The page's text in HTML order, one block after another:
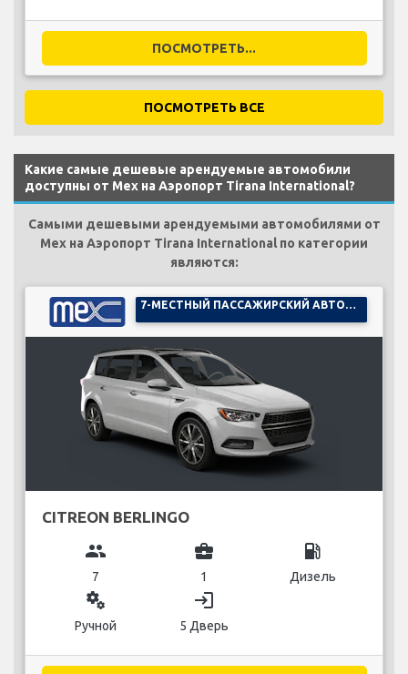
ПОСМОТРЕТЬ...
ПОСМОТРЕТЬ ВСЕ
Какие самые дешевые арендуемые автомобили
доступны от Mex на Аэропорт Tirana International?
Самыми дешевыми арендуемыми автомобилями от
Mex на Аэропорт Tirana International по категории
являются:
CITREON BERLINGO
group
7
business_center
1
local_gas_station
Дизель
miscellaneous_services
Ручной
login
5 Дверь